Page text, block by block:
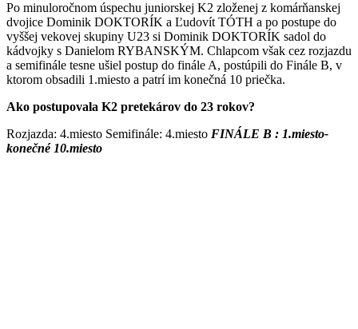
Po minuloročnom úspechu juniorskej K2 zloženej z komárňanskej
dvojice Dominik DOKTORÍK a Ľudovít TÓTH a po postupe do
vyššej vekovej skupiny U23 si Dominik DOKTORÍK sadol do
kádvojky s Danielom RYBANSKÝM. Chlapcom však cez rozjazdu
a semifinále tesne ušiel postup do finále A, postúpili do Finále B, v
ktorom obsadili 1.miesto a patrí im konečná 10 priečka.
Ako postupovala K2 pretekárov do 23 rokov?
Rozjazda: 4.miesto Semifinále: 4.miesto FINÁLE B : 1.miesto-
konečné 10.miesto